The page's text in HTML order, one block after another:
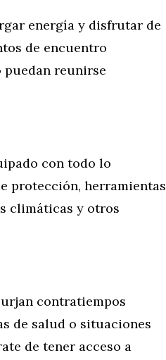
energía y disfrutar de
de encuentro
puedan reunirse
con todo lo
protección, herramientas
climáticas y otros
contratiempos
de salud o situaciones
de tener acceso a